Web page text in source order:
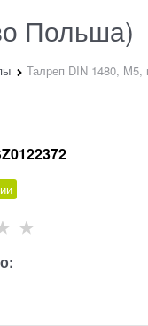
Польша)
Талреп DIN 1480,